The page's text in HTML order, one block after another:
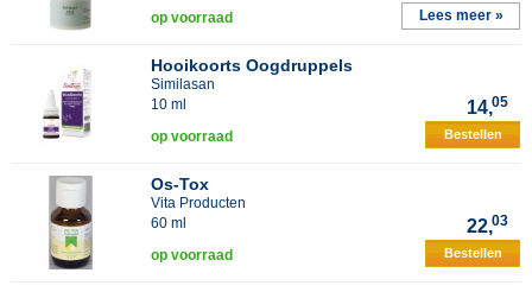
op voorraad Lees meer »
Hooikoorts Oogdruppels
Similasan
10 ml
14,05
op voorraad Bestellen
Os-Tox
Vita Producten
60 ml
22,03
op voorraad Bestellen